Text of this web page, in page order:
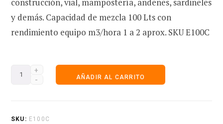
y demás. Capacidad de mezcla 100 Lts con
rendimiento equipo m3/hora 1 a 2 aprox. SKU E100C
Mezcladora
Eq.
AÑADIR AL CARRITO
SKU: E100C